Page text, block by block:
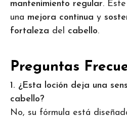
mantenimiento regular. Este
una mejora continua y
fortaleza del cabello.
Preguntas
1. ¿Esta loción deja una
cabello?
No, su fórmula está